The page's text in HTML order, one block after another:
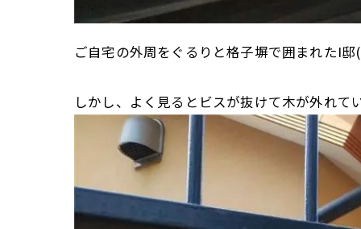
ご自宅の外周をぐるりと格子塀で囲まれたI
しかし、よく見るとビスが抜けて木が外れ